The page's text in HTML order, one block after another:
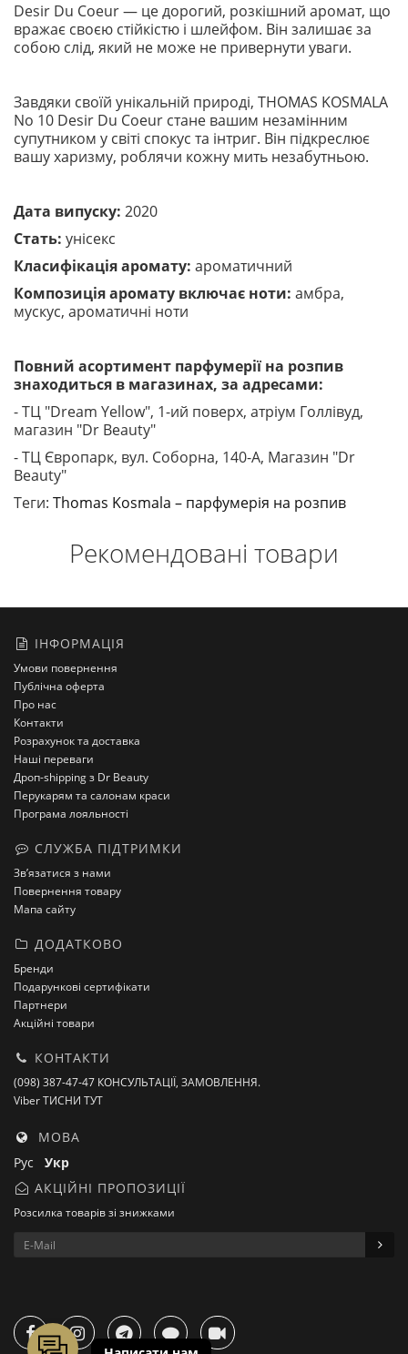
Desir Du Coeur — це дорогий, розкішний аромат, що
вражає своєю стійкістю і шлейфом. Він залишає за
собою слід, який не може не привернути уваги.
Завдяки своїй унікальній природі, THOMAS KOSMALA
No 10 Desir Du Coeur стане вашим незамінним
супутником у світі спокус та інтриг. Він підкреслює
вашу харизму, роблячи кожну мить незабутньою.
Дата випуску: 2020
Стать: унісекс
Класифікація аромату: ароматичний
Композиція аромату включає ноти: амбра,
мускус, ароматичні ноти
Повний асортимент парфумерії на розпив
знаходиться в магазинах, за адресами:
- ТЦ "Dream Yellow", 1-ий поверх, атріум Голлівуд,
магазин "Dr Beauty"
- ТЦ Європарк, вул. Соборна, 140-A, Магазин "Dr
Beauty"
Теги: Thomas Kosmala – парфумерія на розпив
Рекомендовані товари
ІНФОРМАЦІЯ
Умови повернення
Публічна оферта
Про нас
Контакти
Розрахунок та доставка
Наші переваги
Дроп-shipping з Dr Beauty
Перукарям та салонам краси
Програма лояльності
СЛУЖБА ПІДТРИМКИ
Зв’язатися з нами
Повернення товару
Мапа сайту
ДОДАТКОВО
Бренди
Подарункові сертифікати
Партнери
Акційні товари
КОНТАКТИ
(098) 387-47-47 КОНСУЛЬТАЦІЇ, ЗАМОВЛЕННЯ.
Viber ТИСНИ ТУТ
МОВА
Рус Укр
АКЦІЙНІ ПРОПОЗИЦІЇ
Розсилка товарів зі знижками